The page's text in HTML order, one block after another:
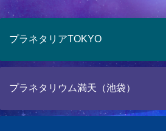
プラネタリアTOKYO
プラネタリウム満天（池袋）